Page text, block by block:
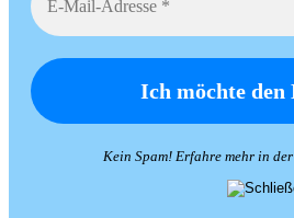
Kein Spam! Erfahre mehr in der